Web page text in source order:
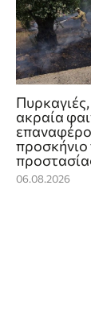
ακραία
προσκήνιο
06.08.2026